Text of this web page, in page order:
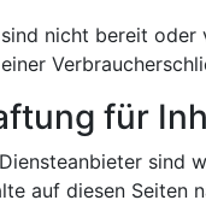
nicht bereit oder
für
sind
auf diesen Seiten